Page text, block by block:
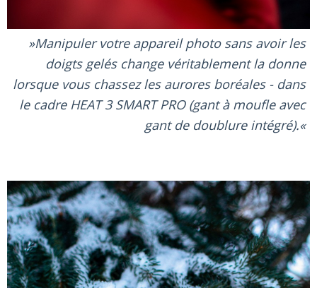
Manipuler votre appareil photo sans avoir les
doigts gelés change véritablement la donne
lorsque vous chassez les aurores boréales - dans
le cadre HEAT 3 SMART PRO (gant à moufle avec
gant de doublure intégré).